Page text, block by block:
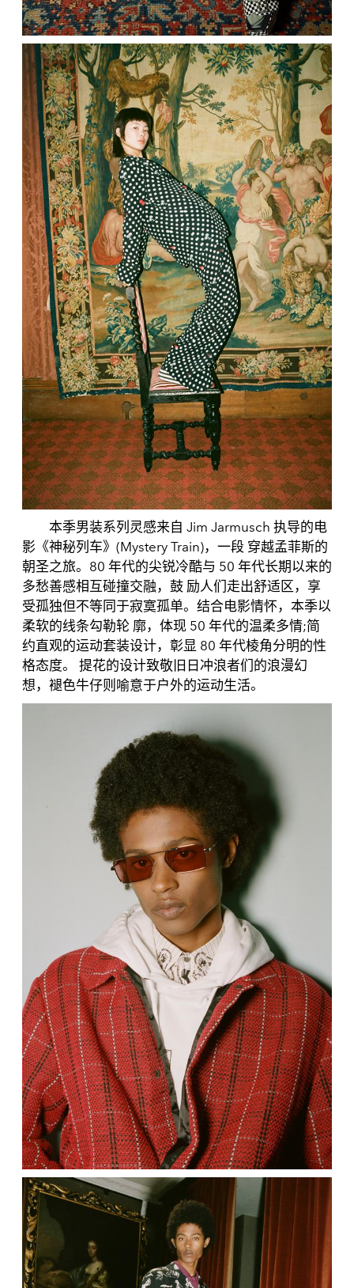
本季男装系列灵感来自 Jim Jarmusch 执导的电
影《神秘列车》(Mystery Train)，一段 穿越孟菲斯的
朝圣之旅。80 年代的尖锐冷酷与 50 年代长期以来的
多愁善感相互碰撞交融，鼓 励人们走出舒适区，享
受孤独但不等同于寂寞孤单。结合电影情怀，本季以
柔软的线条勾勒轮 廓，体现 50 年代的温柔多情;简
约直观的运动套装设计，彰显 80 年代棱角分明的性
格态度。 提花的设计致敬旧日冲浪者们的浪漫幻
想，褪色牛仔则喻意于户外的运动生活。